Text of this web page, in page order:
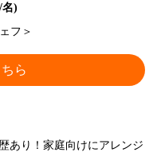
名)
フ＞
ら
あり！家庭向けにアレンジ